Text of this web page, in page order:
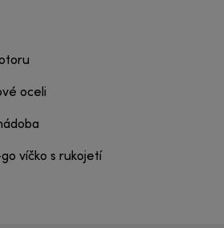
oceli
víčko s rukojetí